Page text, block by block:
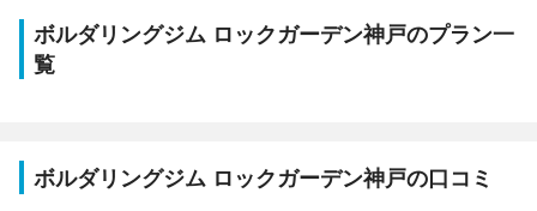
ボルダリングジム ロックガーデン神戸のプラン一
覧
ボルダリングジム ロックガーデン神戸の口コミ